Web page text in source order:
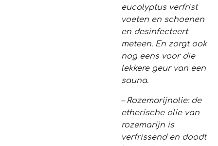
eucalyptus verfrist
voeten en schoenen
en desinfecteert
meteen. En zorgt ook
nog eens voor die
lekkere geur van een
sauna.
– Rozemarijnolie: de
etherische olie van
rozemarijn is
verfrissend en doodt